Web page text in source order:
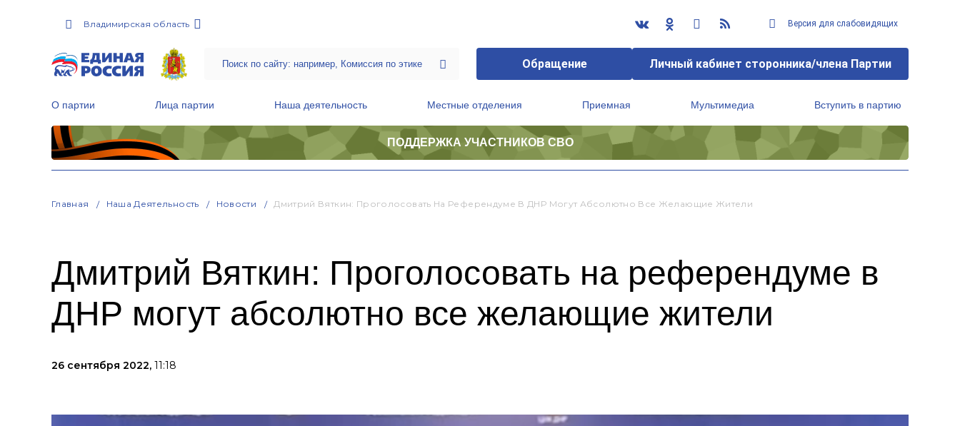
Владимирская область Версия для слабовидящих
Обращение Личный кабинет сторонника/члена Партии
О партии Лица партии Наша деятельность Местные отделения Приемная Мультимедиа Вступить в партию
ПОДДЕРЖКА УЧАСТНИКОВ СВО
Главная Наша Деятельность Новости Дмитрий Вяткин: Проголосовать На Референдуме В ДНР Могут Абсолютно Все Желающие Жители
Дмитрий Вяткин: Проголосовать на референдуме в
ДНР могут абсолютно все желающие жители
26 сентября 2022, 11:18